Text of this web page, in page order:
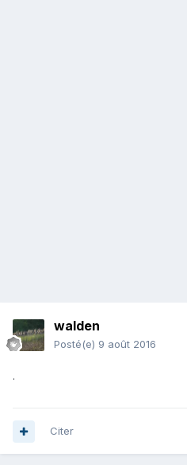
walden
Posté(e) 9 août 2016
.
Citer